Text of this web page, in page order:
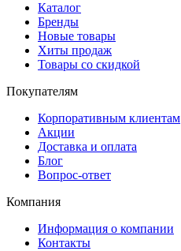
Каталог
Бренды
Новые товары
Хиты продаж
Товары со скидкой
Покупателям
Корпоративным клиентам
Акции
Доставка и оплата
Блог
Вопрос-ответ
Компания
Информация о компании
Контакты